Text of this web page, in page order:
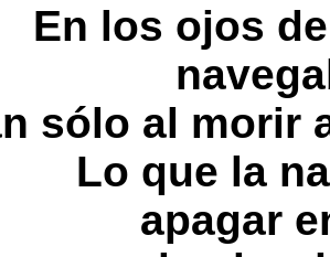
En los ojos
sólo al morir
Lo que la
apagar